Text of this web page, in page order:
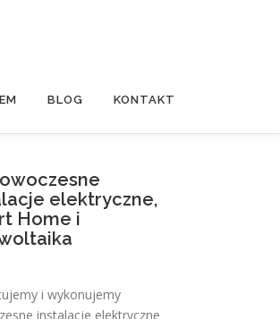
BLOG KONTAKT
elektryczne,
Home i
i wykonujemy
instalacje elektryczne